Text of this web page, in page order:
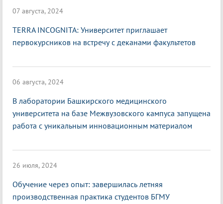
07 августа, 2024
TERRA INCOGNITA: Университет приглашает
первокурсников на встречу с деканами факультетов
06 августа, 2024
В лаборатории Башкирского медицинского
университета на базе Межвузовского кампуса запущена
работа с уникальным инновационным материалом
26 июля, 2024
Обучение через опыт: завершилась летняя
производственная практика студентов БГМУ